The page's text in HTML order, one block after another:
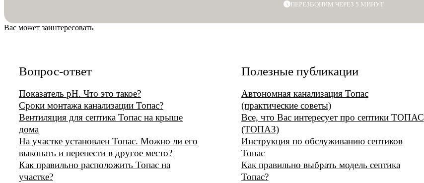
ПЕРЕЗВОНИМ ЧЕРЕЗ 5 МИНУТ
Вас может заинтересовать
Вопрос-ответ
Показатель рН. Что это такое?
Сроки монтажа канализации Топас?
Вентиляция для септика Топас на крыше
дома
На участке установлен Топас. Можно ли его
выкопать и перенести в другое место?
Как правильно расположить Топас на
участке?
Полезные публикации
Автономная канализация Топас
(практические советы)
Все, что Вас интересует про септики ТОПАС
(ТОПАЗ)
Инструкция по обслуживанию септиков
Топас
Как правильно выбрать модель септика
Топас?